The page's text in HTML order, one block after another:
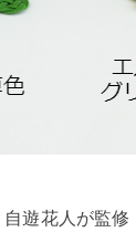
遊花人が監